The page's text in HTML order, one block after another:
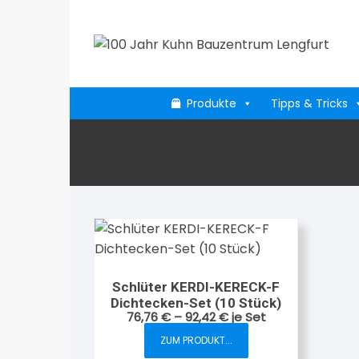
springen
Produkte Tipps & Tricks
Schlüter KERDI-KERECK-F
Dichtecken-Set (10 Stück)
76,76€–92,42€ je Set
ZUM PRODUKT...
Dieses